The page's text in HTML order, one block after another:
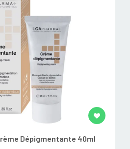
Dépigmentante 40ml